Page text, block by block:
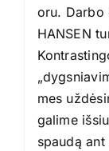
oru. Darbo
HANSEN
mes
galime
spaudą